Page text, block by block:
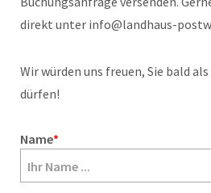
direkt unter info@landhaus-
Wir würden uns freuen, Sie bald
dürfen!
Name*